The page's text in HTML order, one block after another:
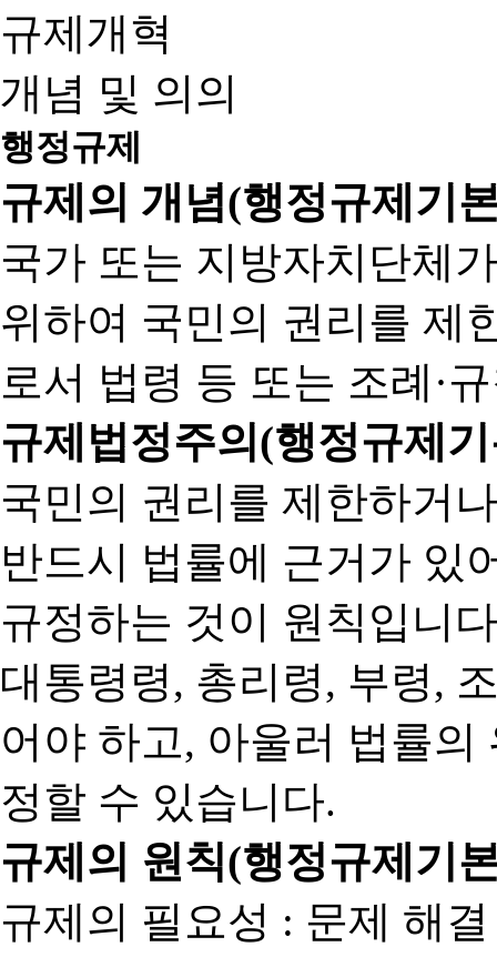
규제개혁
개념 및 의의
행정규제
규제의 개념(행정규제기
국가 또는 지방자치단체
위하여 국민의 권리를 제
로서 법령 등 또는 조례·
규제법정주의(행정규제
국민의 권리를 제한하거
반드시 법률에 근거가 있
규정하는 것이 원칙입니
대통령령, 총리령, 부령,
어야 하고, 아울러 법률
정할 수 있습니다.
규제의 원칙(행정규제기
규제의 필요성 : 문제 해